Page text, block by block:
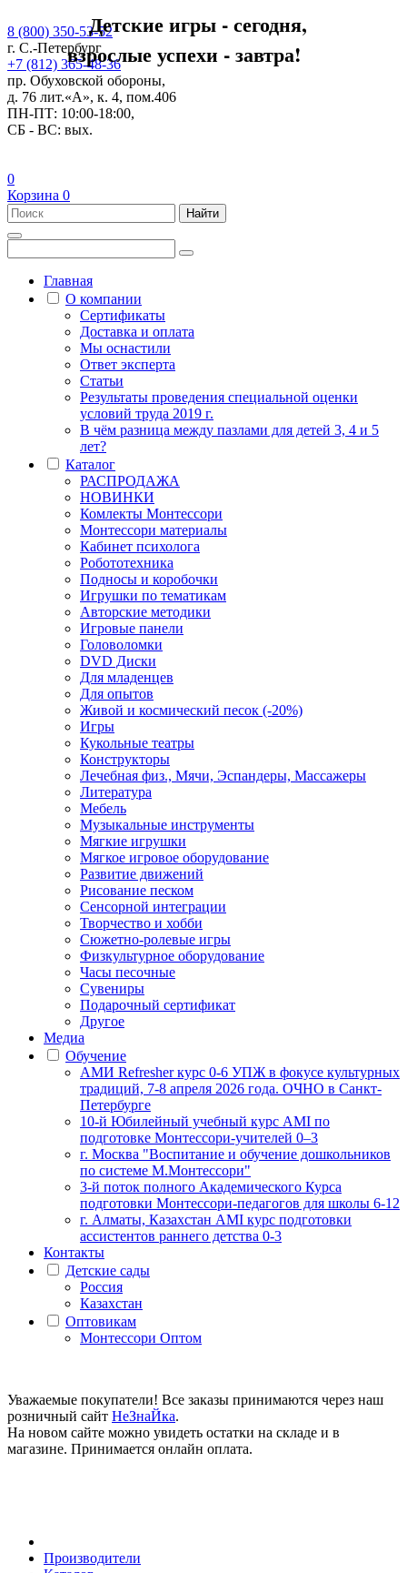
8 (800) 350-53-52
г. С.-Петербург
+7 (812) 365-48-36
пр. Обуховской обороны,
д. 76 лит.«А», к. 4, пом.406
ПН-ПТ: 10:00-18:00,
СБ - ВС: вых.
Детские игры - сегодня,
взрослые успехи - завтра!
0
Корзина 0
Найти
Главная
О компании
Сертификаты
Доставка и оплата
Мы оснастили
Ответ эксперта
Статьи
Результаты проведения специальной оценки
условий труда 2019 г.
В чём разница между пазлами для детей 3, 4 и 5
лет?
Каталог
РАСПРОДАЖА
НОВИНКИ
Комлекты Монтессори
Монтессори материалы
Кабинет психолога
Робототехника
Подносы и коробочки
Игрушки по тематикам
Авторские методики
Игровые панели
Головоломки
DVD Диски
Для младенцев
Для опытов
Живой и космический песок (-20%)
Игры
Кукольные театры
Конструкторы
Лечебная физ., Мячи, Эспандеры, Массажеры
Литература
Мебель
Музыкальные инструменты
Мягкие игрушки
Мягкое игровое оборудование
Развитие движений
Рисование песком
Сенсорной интеграции
Творчество и хобби
Сюжетно-ролевые игры
Физкультурное оборудование
Часы песочные
Сувениры
Подарочный сертификат
Другое
Медиа
Обучение
АМИ Refresher курс 0-6 УПЖ в фокусе культурных
традиций, 7-8 апреля 2026 года. ОЧНО в Санкт-
Петербурге
10-й Юбилейный учебный курс AMI по
подготовке Монтессори-учителей 0–3
г. Москва "Воспитание и обучение дошкольников
по системе М.Монтессори"
3-й поток полного Академического Курса
подготовки Монтессори-педагогов для школы 6-12
г. Алматы, Казахстан AMI курс подготовки
ассистентов раннего детства 0-3
Контакты
Детские сады
Россия
Казахстан
Оптовикам
Монтессори Оптом
Уважаемые покупатели! Все заказы принимаются через наш
розничный сайт НеЗнаЙка.
На новом сайте можно увидеть остатки на складе и в
магазине. Принимается онлайн оплата.
Производители